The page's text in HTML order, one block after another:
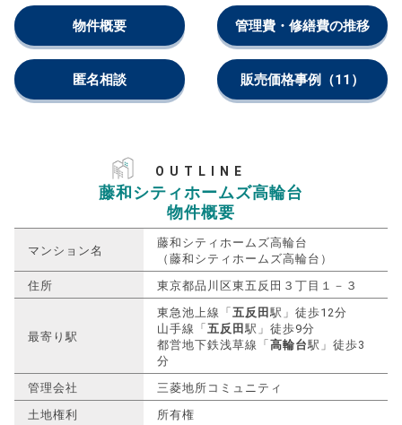
物件概要 管理費・修繕費の推移
匿名相談 販売価格事例 （11）
OUTLINE
藤和シティホームズ高輪台
物件概要
マンション名
藤和シティホームズ高輪台
（藤和シティホームズ高輪台）
住所
東京都品川区東五反田３丁目１－３
最寄り駅
東急池上線「 五反田駅」徒歩12分
山手線「 五反田駅」徒歩9分
都営地下鉄浅草線「 高輪台駅」徒歩3
分
管理会社
三菱地所コミュニティ
土地権利
所有権